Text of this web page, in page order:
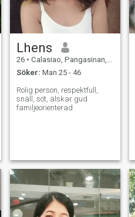
Lhens
26 • Calasiao, Pangasinan, Filippinerna
Söker: Man 25 - 46
Rolig person, respektfull,
snäll, söt, älskar gud
familjeorienterad